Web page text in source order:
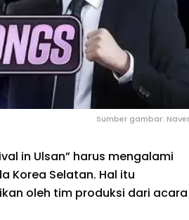
Sumber gambar: Naver
in Ulsan” harus mengalami
Korea Selatan. Hal itu
oleh tim produksi dari acara